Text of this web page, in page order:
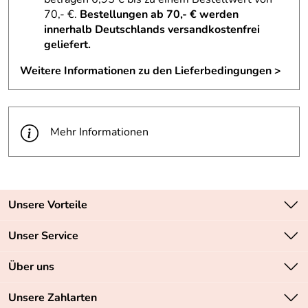
70,- €. Bestellungen ab 70,- € werden
innerhalb Deutschlands versandkostenfrei
geliefert.
Weitere Informationen zu den Lieferbedingungen >
Mehr Informationen
Unsere Vorteile
Zahlungsarten: Vorkasse, PayPal, PayPal Express
Unser Service
Kontakt
Über uns
Unsere Bestseller
Unsere Zahlarten